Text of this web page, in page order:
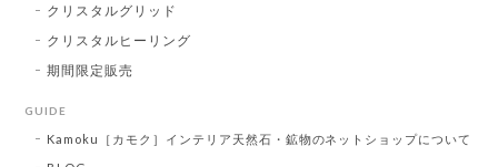
クリスタルグリッド
クリスタルヒーリング
期間限定販売
GUIDE
Kamoku［カモク］インテリア天然石・鉱物のネットショップについて